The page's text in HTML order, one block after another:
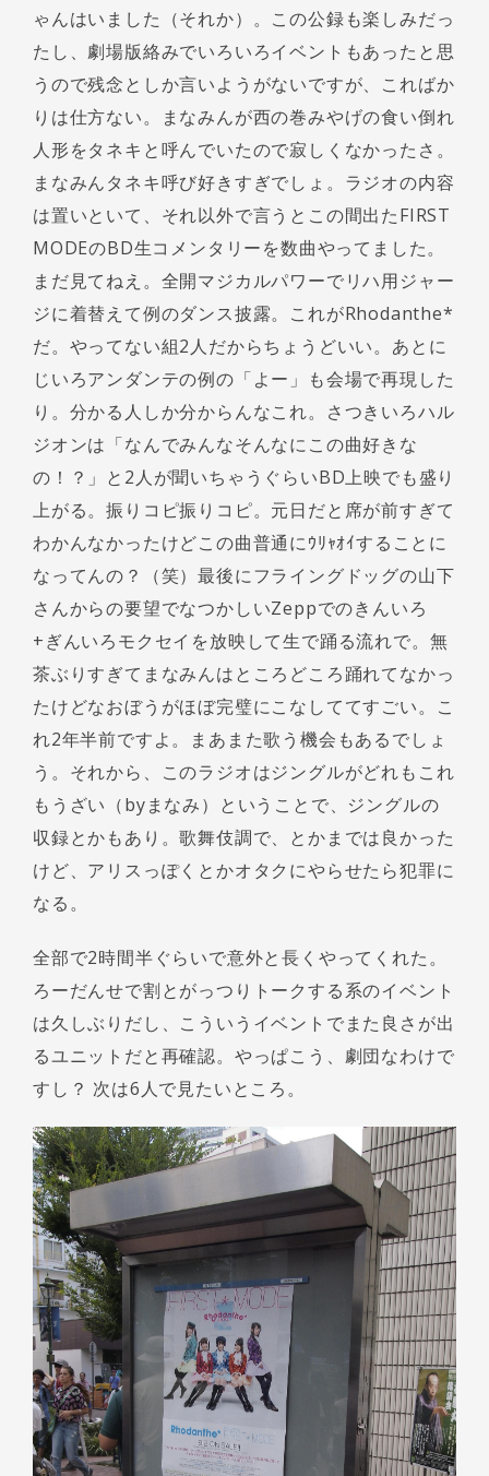
ゃんはいました（それか）。この公録も楽しみだっ
たし、劇場版絡みでいろいろイベントもあったと思
うので残念としか言いようがないですが、こればか
りは仕方ない。まなみんが西の巻みやげの食い倒れ
人形をタネキと呼んでいたので寂しくなかったさ。
まなみんタネキ呼び好きすぎでしょ。ラジオの内容
は置いといて、それ以外で言うとこの間出たFIRST
MODEのBD生コメンタリーを数曲やってました。
まだ見てねえ。全開マジカルパワーでリハ用ジャー
ジに着替えて例のダンス披露。これがRhodanthe*
だ。やってない組2人だからちょうどいい。あとに
じいろアンダンテの例の「よー」も会場で再現した
り。分かる人しか分からんなこれ。さつきいろハル
ジオンは「なんでみんなそんなにこの曲好きな
の！？」と2人が聞いちゃうぐらいBD上映でも盛り
上がる。振りコピ振りコピ。元日だと席が前すぎて
わかんなかったけどこの曲普通にｳﾘｬｵｲすることに
なってんの？（笑）最後にフライングドッグの山下
さんからの要望でなつかしいZeppでのきんいろ
+ぎんいろモクセイを放映して生で踊る流れで。無
茶ぶりすぎてまなみんはところどころ踊れてなかっ
たけどなおぼうがほぼ完璧にこなしててすごい。こ
れ2年半前ですよ。まあまた歌う機会もあるでしょ
う。それから、このラジオはジングルがどれもこれ
もうざい（byまなみ）ということで、ジングルの
収録とかもあり。歌舞伎調で、とかまでは良かった
けど、アリスっぽくとかオタクにやらせたら犯罪に
なる。
全部で2時間半ぐらいで意外と長くやってくれた。
ろーだんせで割とがっつりトークする系のイベント
は久しぶりだし、こういうイベントでまた良さが出
るユニットだと再確認。やっぱこう、劇団なわけで
すし？ 次は6人で見たいところ。